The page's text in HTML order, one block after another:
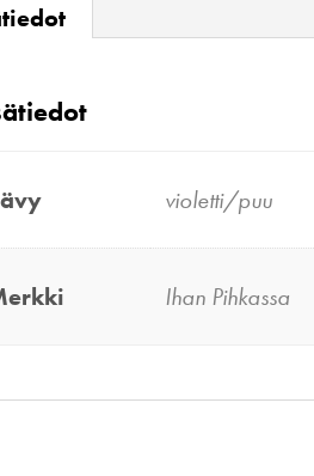
violetti/puu
Ihan Pihkassa